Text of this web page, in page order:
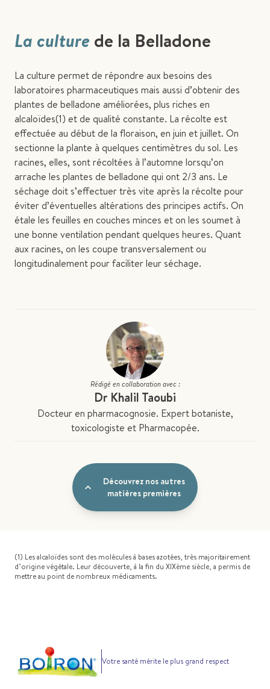
La culturede la Belladone
La culture permet de répondre aux besoins des
laboratoires pharmaceutiques mais aussi d’obtenir des
plantes de belladone améliorées, plus riches en
alcaloïdes(1) et de qualité constante. La récolte est
effectuée au début de la floraison, en juin et juillet. On
sectionne la plante à quelques centimètres du sol. Les
racines, elles, sont récoltées à l’automne lorsqu’on
arrache les plantes de belladone qui ont 2/3 ans. Le
séchage doit s’effectuer très vite après la récolte pour
éviter d’éventuelles altérations des principes actifs. On
étale les feuilles en couches minces et on les soumet à
une bonne ventilation pendant quelques heures. Quant
aux racines, on les coupe transversalement ou
longitudinalement pour faciliter leur séchage.
Rédigé en collaboration avec :
Dr Khalil Taoubi
Docteur en pharmacognosie. Expert botaniste,
toxicologiste et Pharmacopée.
Découvrez nos autres
matières premières
(1) Les alcaloïdes sont des molécules à bases azotées, très majoritairement
d’origine végétale. Leur découverte, à la fin du XIXème siècle, a permis de
mettre au point de nombreux médicaments.
Votre santé mérite le plus grand respect